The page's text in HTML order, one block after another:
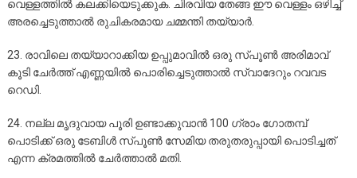
വെള്ളത്തില്‍ കലക്കിയെടുക്കുക. ചിരവിയ തേങ്ങ ഈ വെള്ളം ഒഴിച്ച്
അരച്ചെടുത്താല്‍ രുചികരമായ ചമ്മന്തി തയ്യാര്‍.
23. രാവിലെ തയ്യാറാക്കിയ ഉപ്പുമാവില്‍ ഒരു സ്പൂണ്‍ അരിമാവ്
കൂടി ചേര്‍ത്ത് എണ്ണയില്‍ പൊരിച്ചെടുത്താല്‍ സ്വാദേറും റവവട
റെഡി.
24. നല്ല മൃദുവായ പൂരി ഉണ്ടാക്കുവാന്‍ 100 ഗ്രാം ഗോതമ്പ്
പൊടിക്ക് ഒരു ടേബിള്‍ സ്പൂണ്‍ സേമിയ തരുതരുപ്പായി പൊടിച്ചത്
എന്ന ക്രമത്തില്‍ ചേര്‍ത്താല്‍ മതി.